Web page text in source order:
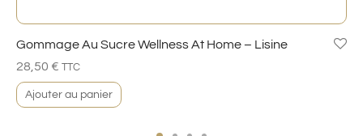
Gommage Au Sucre Wellness At Home – Lisine
28,50 € TTC
Ajouter au panier